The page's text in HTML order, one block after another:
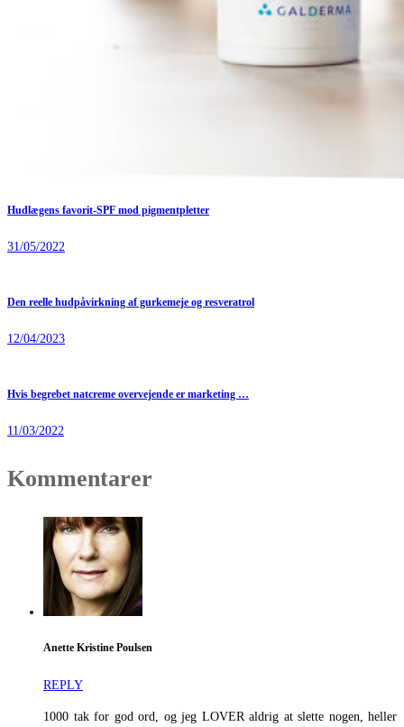
Hudlægens favorit-SPF mod pigmentpletter
31/05/2022
Den reelle hudpåvirkning af gurkemeje og resveratrol
12/04/2023
Hvis begrebet natcreme overvejende er marketing …
11/03/2022
Kommentarer
Anette Kristine Poulsen
REPLY
1000 tak for god ord, og jeg LOVER aldrig at slette nogen, heller